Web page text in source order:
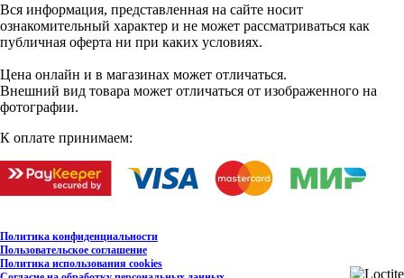
Вся информация, представленная на сайте носит
ознакомительный характер и не может рассматриваться как
публичная оферта ни при каких условиях.
Цена онлайн и в магазинах может отличаться.
Внешний вид товара может отличаться от изображенного на
фотографии.
К оплате принимаем:
Политика конфиденциальности
Пользовательское соглашение
Политика использования cookies